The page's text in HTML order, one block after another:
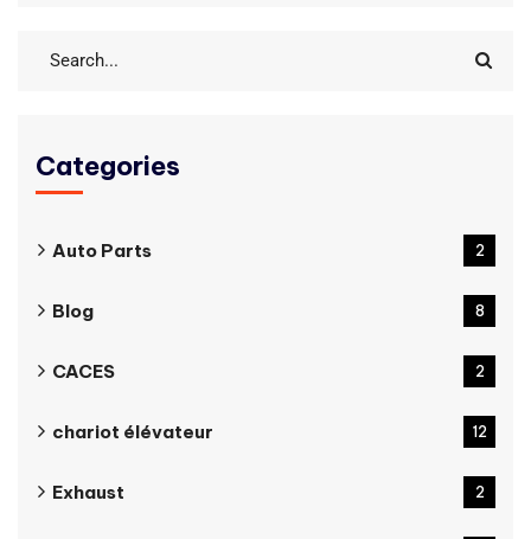
Categories
Auto Parts 2
Blog 8
CACES 2
chariot élévateur 12
Exhaust 2